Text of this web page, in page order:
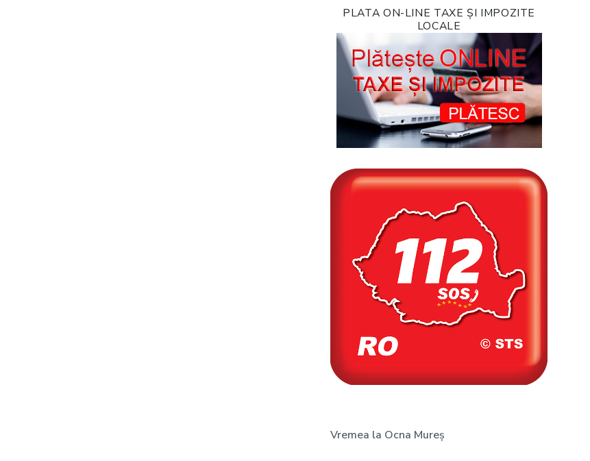
PLATA ON-LINE TAXE ȘI IMPOZITE
LOCALE
Vremea la Ocna Mureș